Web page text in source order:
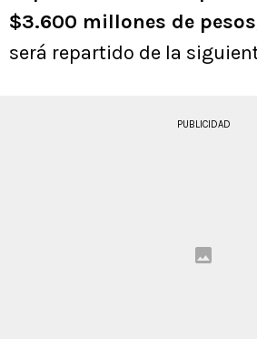
$3.600 millones de pesos
será repartido de la
PUBLICIDAD